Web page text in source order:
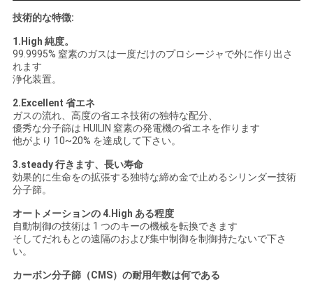
技術的な特徴:
1.High 純度。
99.9995% 窒素のガスは一度だけのプロシージャで外に作り出さ
れます
浄化装置。
2.Excellent 省エネ
ガスの流れ、高度の省エネ技術の独特な配分、
優秀な分子篩は HUILIN 窒素の発電機の省エネを作ります
他がより 10~20% を達成して下さい。
3.steady 行きます、長い寿命
効果的に生命をの拡張する独特な締め金で止めるシリンダー技術
分子篩。
オートメーションの 4.High ある程度
自動制御の技術は 1 つのキーの機械を転換できます
そしてだれもとの遠隔のおよび集中制御を制御持たないで下さ
い。
カーボン分子篩（CMS）の耐用年数は何である